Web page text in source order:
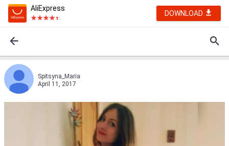
AliExpress
DOWNLOAD
Spitsyna_Maria
April 11, 2017